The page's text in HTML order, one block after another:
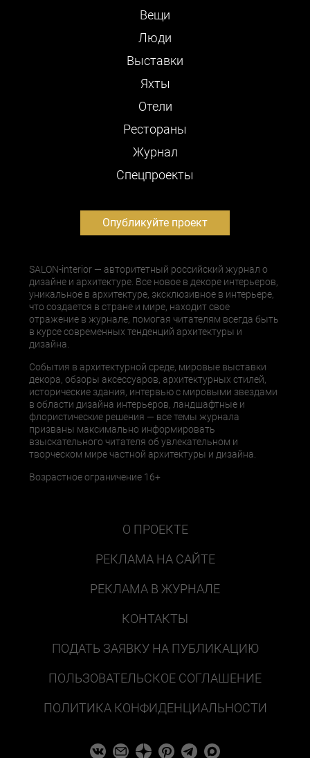
Вещи
Люди
Выставки
Яхты
Отели
Рестораны
Журнал
Cпецпроекты
Опубликуйте проект
SALON-interior — авторитетный российский журнал о
дизайне и архитектуре. Все новое в декоре интерьеров,
уникальное в архитектуре, эксклюзивное в интерьере,
что создается в стране и мире, находит свое
отражение в журнале, помогая читателям всегда быть
в курсе современных тенденций архитектуры и
дизайна.
События в архитектурной среде, мировые выставки
декора, обзоры аксессуаров, архитектурных стилей,
исторические здания, интервью с мировыми звездами
в области дизайна интерьеров, ландшафтные и
флористические решения — все темы журнала
призваны максимально информировать
взыскательного читателя об увлекательном и
творческом мире частной архитектуры и дизайна.
Возрастное ограничение 16+
О ПРОЕКТЕ
РЕКЛАМА НА САЙТЕ
РЕКЛАМА В ЖУРНАЛЕ
КОНТАКТЫ
ПОДАТЬ ЗАЯВКУ НА ПУБЛИКАЦИЮ
ПОЛЬЗОВАТЕЛЬСКОЕ СОГЛАШЕНИЕ
ПОЛИТИКА КОНФИДЕНЦИАЛЬНОСТИ